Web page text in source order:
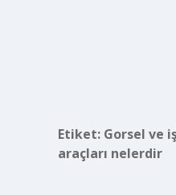
Etiket: Gorsel ve
araçları nelerdir